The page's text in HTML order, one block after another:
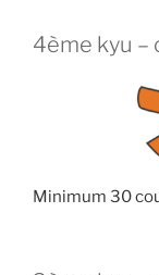
4ème kyu –
Minimum 30